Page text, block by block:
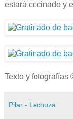
estará cocinado y
Texto y fotografías
Pilar - Lechuza